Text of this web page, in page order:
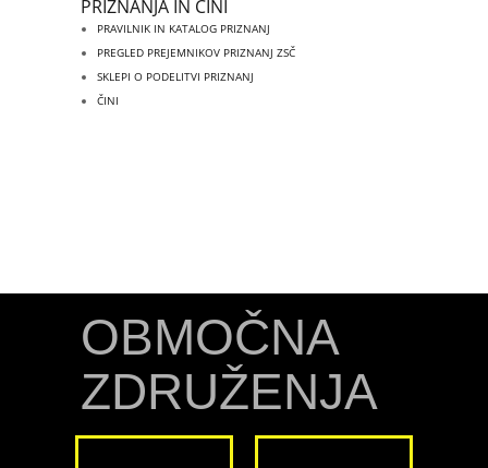
PRIZNANJA IN ČINI
PRAVILNIK IN KATALOG PRIZNANJ
PREGLED PREJEMNIKOV PRIZNANJ ZSČ
SKLEPI O PODELITVI PRIZNANJ
ČINI
OBMOČNA
ZDRUŽENJA